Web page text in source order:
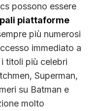
possono essere
piattaforme
più numerosi
immediato a
titoli più celebri
Superman,
su Batman e
molto